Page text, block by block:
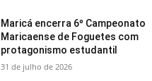
Maricá encerra 6º Campeonato
Maricaense de Foguetes com
protagonismo estudantil
31 de julho de 2026